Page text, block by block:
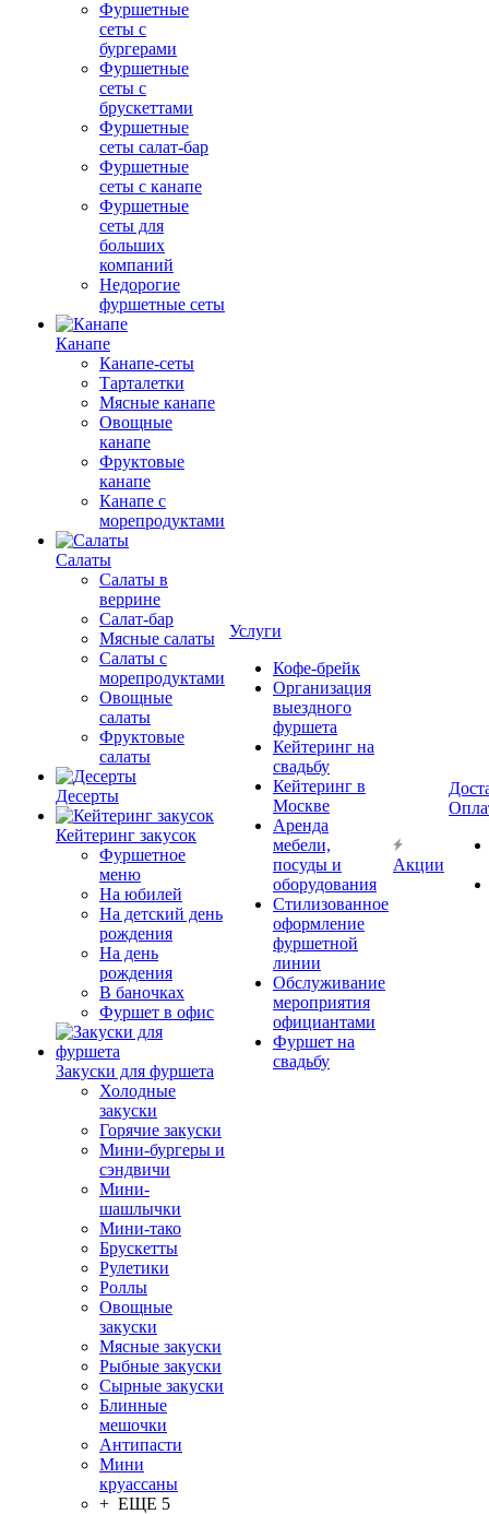
Фуршетные
сеты с
бургерами
Фуршетные
сеты с
брускеттами
Фуршетные
сеты салат-бар
Фуршетные
сеты с канапе
Фуршетные
сеты для
больших
компаний
Недорогие
фуршетные сеты
Канапе
Канапе-сеты
Тарталетки
Мясные канапе
Овощные
канапе
Фруктовые
канапе
Канапе с
морепродуктами
Салаты
Салаты в
веррине
Салат-бар
Мясные салаты
Салаты с
морепродуктами
Овощные
салаты
Фруктовые
салаты
Десерты
Кейтеринг закусок
Фуршетное
меню
На юбилей
На детский день
рождения
На день
рождения
В баночках
Фуршет в офис
Закуски для фуршета
Холодные
закуски
Горячие закуски
Мини-бургеры и
сэндвичи
Мини-
шашлычки
Мини-тако
Брускетты
Рулетики
Роллы
Овощные
закуски
Мясные закуски
Рыбные закуски
Сырные закуски
Блинные
мешочки
Антипасти
Мини
круассаны
+ ЕЩЕ 5
Услуги
Кофе-брейк
Организация
выездного
фуршета
Кейтеринг на
свадьбу
Кейтеринг в
Москве
Аренда
мебели,
посуды и
оборудования
Стилизованное
оформление
фуршетной
линии
Обслуживание
мероприятия
официантами
Фуршет на
свадьбу
Акции